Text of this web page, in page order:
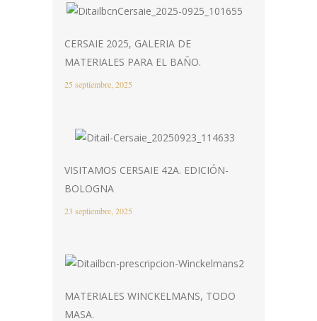
CERSAIE 2025, GALERIA DE
MATERIALES PARA EL BAÑO.
25 septiembre, 2025
VISITAMOS CERSAIE 42A. EDICIÓN-
BOLOGNA
23 septiembre, 2025
MATERIALES WINCKELMANS, TODO
MASA.